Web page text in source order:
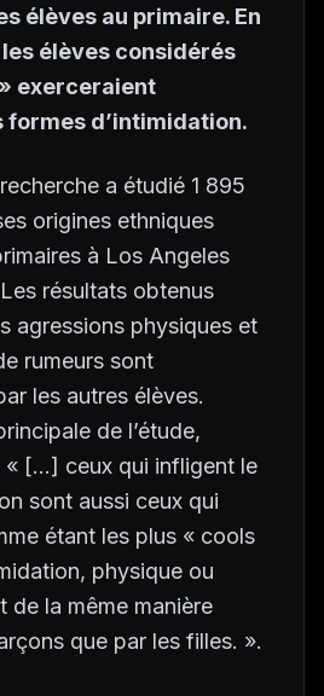
élèves au primaire. En
élèves considérés
exerceraient
formes d’intimidation.
a étudié 1 895
origines ethniques
à Los Angeles
résultats obtenus
agressions physiques et
rumeurs sont
les autres élèves.
de l’étude,
« […] ceux qui infligent le
sont aussi ceux qui
étant les plus « cools
physique ou
de la même manière
que par les filles. ».